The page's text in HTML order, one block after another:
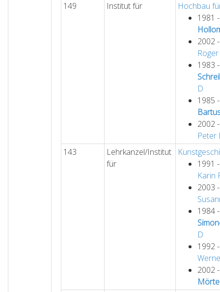
149
Institut für
Hochbau
1981
2002
Roger
1983
D
1985
2002
Peter
143
Lehrkanzel/Institut
für
1991
Karin
2003
1984
D
1992
2002